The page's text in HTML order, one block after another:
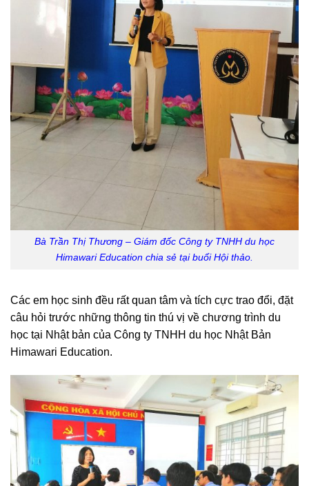
Bà Trần Thị Thương – Giám đốc Công ty TNHH du học
Himawari Education chia sẻ tại buổi Hội thảo.
Các em học sinh đều rất quan tâm và tích cực trao đổi, đặt
câu hỏi trước những thông tin thú vị về chương trình du
học tại Nhật bản của Công ty TNHH du học Nhật Bản
Himawari Education.